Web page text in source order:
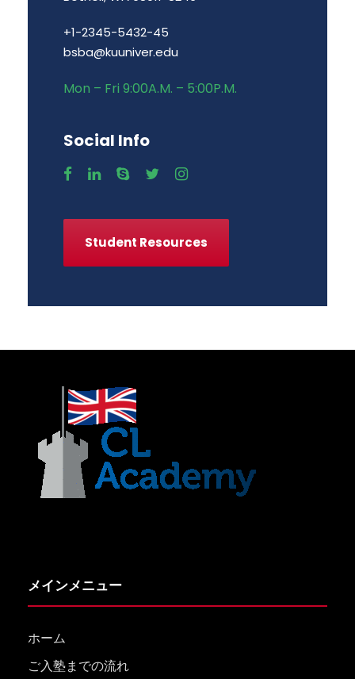
+1-2345-5432-45
bsba@kuuniver.edu
Mon – Fri 9:00A.M. – 5:00P.M.
Social Info
Student Resources
メインメニュー
ホーム
ご入塾までの流れ